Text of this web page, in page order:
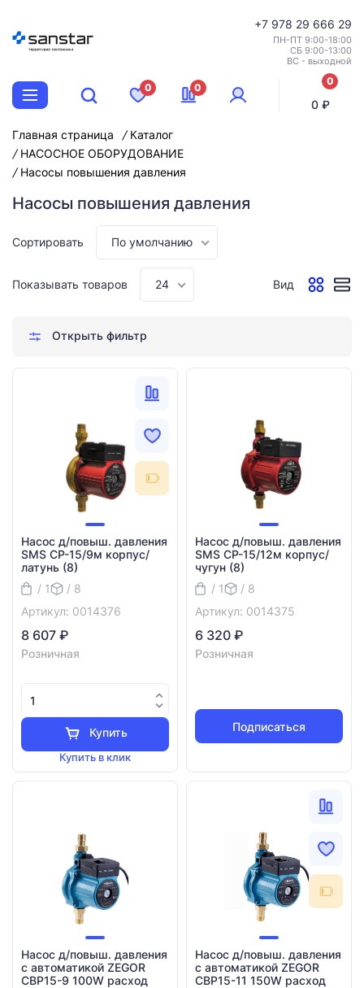
+7 978 29 666 29
ПН-ПТ 9:00-18:00
СБ 9:00-13:00
ВС - выходной
0 0
0
позиций
0 ₽
Главная страница
Каталог
НАСОСНОЕ ОБОРУДОВАНИЕ
Насосы повышения давления
Насосы повышения давления
Сортировать По умолчанию
Показывать товаров 24 Вид
Открыть фильтр
Насос д/повыш. давления
SMS СР-15/9м корпус/
латунь (8)
/ 1
/ 8
Артикул: 0014376
8 607 ₽
Розничная
Купить
Купить в клик
Насос д/повыш. давления
SMS СР-15/12м корпус/
чугун (8)
/ 1
/ 8
Артикул: 0014375
6 320 ₽
Розничная
Подписаться
Насос д/повыш. давления
с автоматикой ZEGOR
CBP15-9 100W расход
Насос д/повыш. давления
с автоматикой ZEGOR
CBP15-11 150W расход